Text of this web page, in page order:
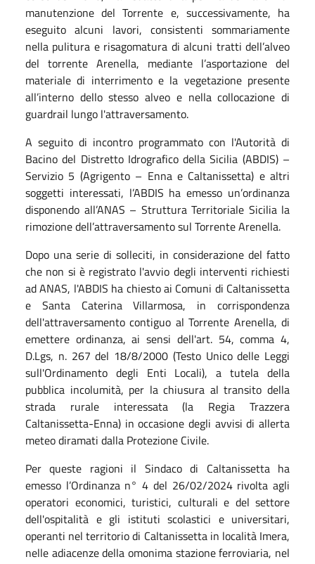
manutenzione del Torrente e, successivamente, ha
eseguito alcuni lavori, consistenti sommariamente
nella pulitura e risagomatura di alcuni tratti dell’alveo
del torrente Arenella, mediante l’asportazione del
materiale di interrimento e la vegetazione presente
all’interno dello stesso alveo e nella collocazione di
guardrail lungo l'attraversamento.
A seguito di incontro programmato con l'Autorità di
Bacino del Distretto Idrografico della Sicilia (ABDIS) –
Servizio 5 (Agrigento – Enna e Caltanissetta) e altri
soggetti interessati, l’ABDIS ha emesso un’ordinanza
disponendo all’ANAS – Struttura Territoriale Sicilia la
rimozione dell’attraversamento sul Torrente Arenella.
Dopo una serie di solleciti, in considerazione del fatto
che non si è registrato l'avvio degli interventi richiesti
ad ANAS, l'ABDIS ha chiesto ai Comuni di Caltanissetta
e Santa Caterina Villarmosa, in corrispondenza
dell'attraversamento contiguo al Torrente Arenella, di
emettere ordinanza, ai sensi dell'art. 54, comma 4,
D.Lgs, n. 267 del 18/8/2000 (Testo Unico delle Leggi
sull'Ordinamento degli Enti Locali), a tutela della
pubblica incolumità, per la chiusura al transito della
strada rurale interessata (la Regia Trazzera
Caltanissetta-Enna) in occasione degli avvisi di allerta
meteo diramati dalla Protezione Civile.
Per queste ragioni il Sindaco di Caltanissetta ha
emesso l’Ordinanza n° 4 del 26/02/2024 rivolta agli
operatori economici, turistici, culturali e del settore
dell'ospitalità e gli istituti scolastici e universitari,
operanti nel territorio di Caltanissetta in località Imera,
nelle adiacenze della omonima stazione ferroviaria, nel